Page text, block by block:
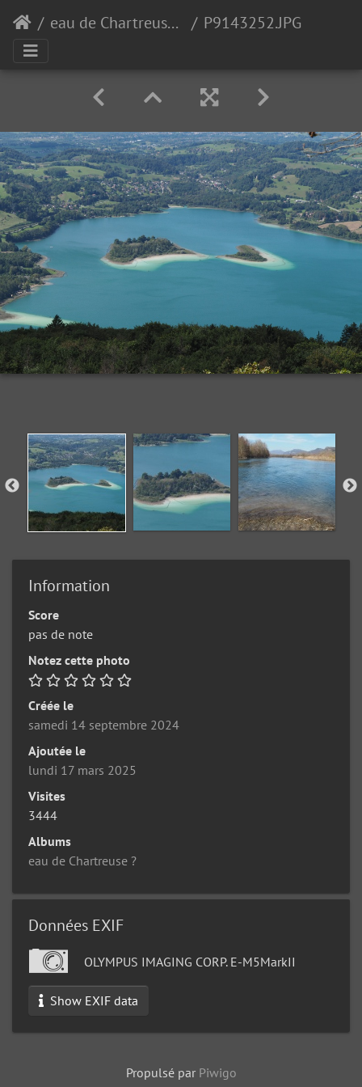
eau de Chartreuse ? P9143252.JPG
Information
Score
pas de note
Notez cette photo
Créée le
samedi 14 septembre 2024
Ajoutée le
lundi 17 mars 2025
Visites
3444
Albums
eau de Chartreuse ?
Données EXIF
OLYMPUS IMAGING CORP. E-M5MarkII
Show EXIF data
Propulsé par Piwigo